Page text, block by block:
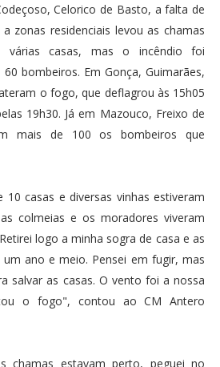
Celorico de Basto, a falta de
zonas residenciais levou as chamas
casas, mas o incêndio foi
bombeiros. Em Gonça, Guimarães,
o fogo, que deflagrou às 15h05
19h30. Já em Mazouco, Freixo de
mais de 100 os bombeiros que
10 casas e diversas vinhas estiveram
colmeias e os moradores viveram
logo a minha sogra de casa e as
ano e meio. Pensei em fugir, mas
salvar as casas. O vento foi a nossa
o fogo", contou ao CM Antero
chamas estavam perto, peguei no